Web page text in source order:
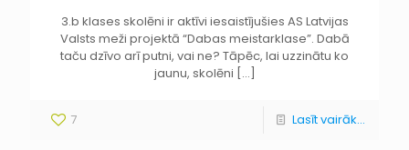
3.b klases skolēni ir aktīvi iesaistījušies AS Latvijas
Valsts meži projektā “Dabas meistarklase”. Dabā
taču dzīvo arī putni, vai ne? Tāpēc, lai uzzinātu ko
jaunu, skolēni […]
7 Lasīt vairāk...